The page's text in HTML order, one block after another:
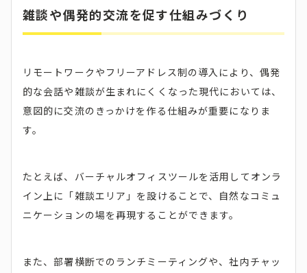
雑談や偶発的交流を促す仕組みづくり
リモートワークやフリーアドレス制の導入により、偶発
的な会話や雑談が生まれにくくなった現代においては、
意図的に交流のきっかけを作る仕組みが重要になりま
す。
たとえば、バーチャルオフィスツールを活用してオンラ
イン上に「雑談エリア」を設けることで、自然なコミュ
ニケーションの場を再現することができます。
また、部署横断でのランチミーティングや、社内チャッ